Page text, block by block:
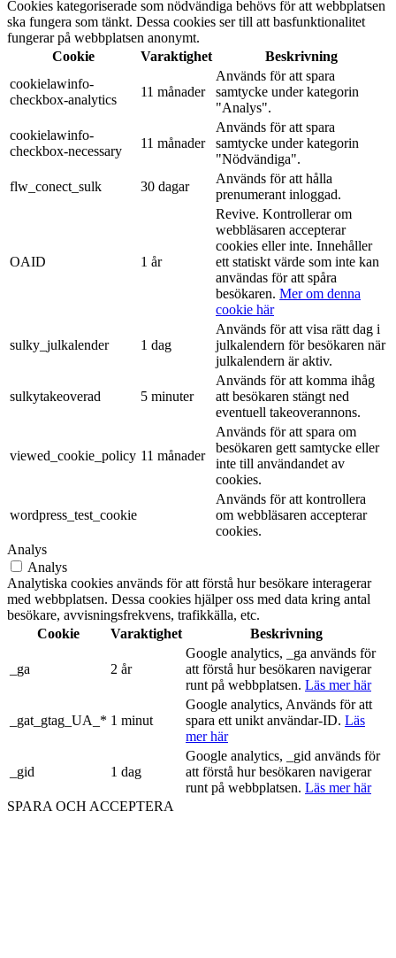
Cookies kategoriserade som nödvändiga behövs för att webbplatsen
ska fungera som tänkt. Dessa cookies ser till att basfunktionalitet
fungerar på webbplatsen anonymt.
Cookie
Varaktighet
Beskrivning
cookielawinfo-
checkbox-analytics
11 månader
Används för att spara
samtycke under kategorin
"Analys".
cookielawinfo-
checkbox-necessary
11 månader
Används för att spara
samtycke under kategorin
"Nödvändiga".
flw_conect_sulk
30 dagar
Används för att hålla
prenumerant inloggad.
OAID 1 år
Revive. Kontrollerar om
webbläsaren accepterar
cookies eller inte. Innehåller
ett statiskt värde som inte kan
användas för att spåra
besökaren. Mer om denna
cookie här
sulky_julkalender 1 dag
Används för att visa rätt dag i
julkalendern för besökaren när
julkalendern är aktiv.
sulkytakeoverad 5 minuter
Används för att komma ihåg
att besökaren stängt ned
eventuell takeoverannons.
viewed_cookie_policy 11 månader
Används för att spara om
besökaren gett samtycke eller
inte till användandet av
cookies.
wordpress_test_cookie
Används för att kontrollera
om webbläsaren accepterar
cookies.
Analys
Analys
Analytiska cookies används för att förstå hur besökare interagerar
med webbplatsen. Dessa cookies hjälper oss med data kring antal
besökare, avvisningsfrekvens, trafikkälla, etc.
Cookie
Varaktighet Beskrivning
_ga 2 år
Google analytics, _ga används för
att förstå hur besökaren navigerar
runt på webbplatsen. Läs mer här
_gat_gtag_UA_* 1 minut
Google analytics, Används för att
spara ett unikt användar-ID. Läs
mer här
_gid 1 dag
Google analytics, _gid används för
att förstå hur besökaren navigerar
runt på webbplatsen. Läs mer här
SPARA OCH ACCEPTERA